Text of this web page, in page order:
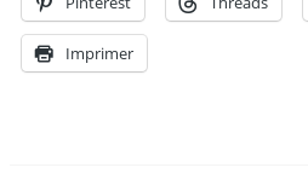
Imprimer